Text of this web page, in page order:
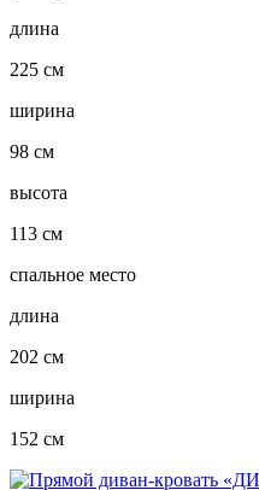
длина
225 см
ширина
98 см
высота
113 см
спальное место
длина
202 см
ширина
152 см